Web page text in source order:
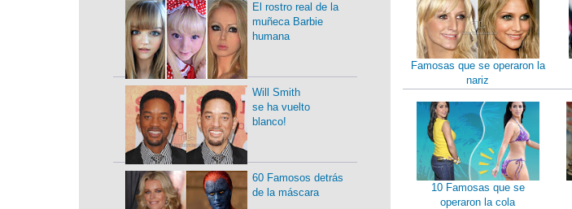
Famosas que se operaron la
nariz
10 Famosas que se
operaron la cola
El rostro real de la
muñeca Barbie
humana
Will Smith
se ha vuelto
blanco!
60 Famosos detrás
de la máscara